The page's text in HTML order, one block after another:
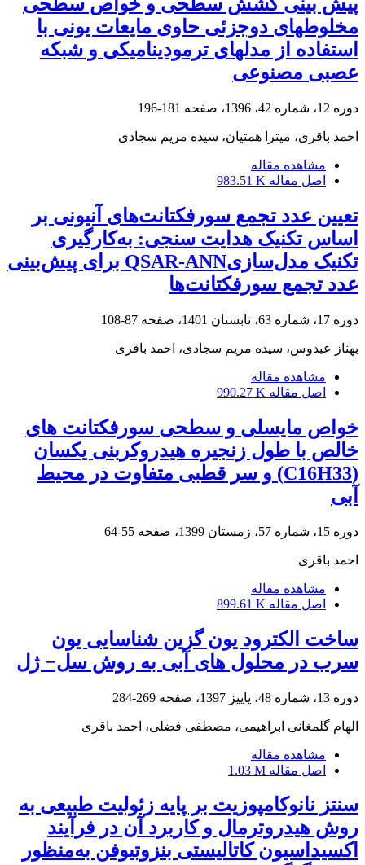
مخلوطهای دوجزئی حاوی مایعات یونی با
استفاده از مدلهای ترمودینامیکی و شبکه
عصبی مصنوعی
دوره 12، شماره 42، 1396، صفحه 181-196
احمد باقری، میترا همتیان، سیده مریم سجادی
مشاهده مقاله
اصل مقاله 983.51 K
تعیین عدد تجمع سورفکتانت‌های آنیونی بر
اساس تکنیک هدایت سنجی: به‌کارگیری
تکنیک مدل‌سازیQSAR-ANN برای پیش‌بینی
عدد تجمع سورفکتانت‌ها
دوره 17، شماره 63، تابستان 1401، صفحه 87-108
بهناز عبدوس، سیده مریم سجادی، احمد باقری
مشاهده مقاله
اصل مقاله 990.27 K
خواص مایسلی و سطحی سورفکتانت های
خالص با طول زنجیره هیدروکربنی یکسان
(C16H33) و سر قطبی متفاوت در محیط
آبی
دوره 15، شماره 57، زمستان 1399، صفحه 55-64
احمد باقری
مشاهده مقاله
اصل مقاله 899.61 K
ساخت الکترود یون گزین شناسایی یون
سرب در محلول های آبی به روش سل− ژل
دوره 13، شماره 48، پاییز 1397، صفحه 269-284
الهام گلمغانی ابراهیمی، مصطفی فضلی، احمد باقری
مشاهده مقاله
اصل مقاله 1.03 M
سنتز نانوکامپوزیت بر پایه زئولیت طبیعی به
روش هیدروترمال و کاربرد آن در فرآیند
اکسیداسیون کاتالیستی بنزوتیوفن به‌منظور